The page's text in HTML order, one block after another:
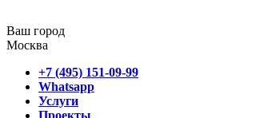
Ваш город
Москва
+7 (495) 151-09-99
Whatsapp
Услуги
Проекты